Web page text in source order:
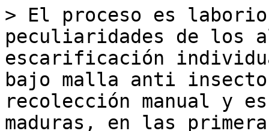
> El proceso es
peculiaridades de los
escarificación
bajo malla anti
recolección manual y
maduras, en las